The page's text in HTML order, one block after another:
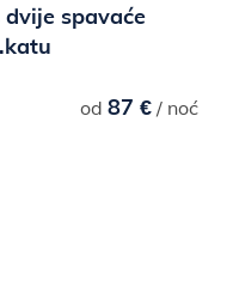
spavaće
od 87 €/ noć